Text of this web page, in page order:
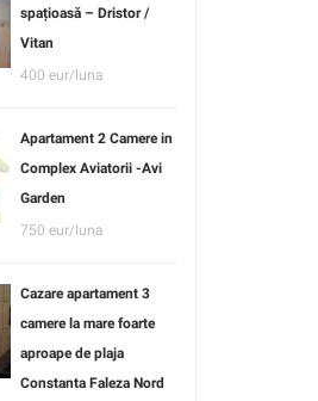
spațioasă – Dristor /
Vitan
400 eur/luna
Apartament 2 Camere in
Complex Aviatorii -Avi
Garden
750 eur/luna
Cazare apartament 3
camere la mare foarte
aproape de plaja
Constanta Faleza Nord